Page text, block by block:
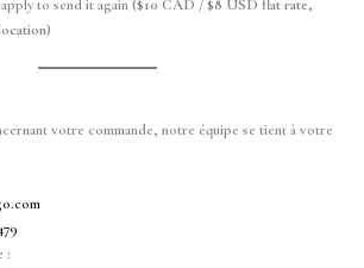
to send it again($10 CAD / $8 USD flat rate,
votre commande, notre équipe se tient à votre
: